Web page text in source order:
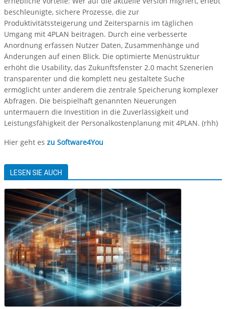
beschleunigte, sichere Prozesse, die zur
Produktivitätssteigerung und Zeitersparnis im täglichen
Umgang mit 4PLAN beitragen. Durch eine verbesserte
Anordnung erfassen Nutzer Daten, Zusammenhänge und
Änderungen auf einen Blick. Die optimierte Menüstruktur
erhöht die Usability, das Zukunftsfenster 2.0 macht Szenerien
transparenter und die komplett neu gestaltete Suche
ermöglicht unter anderem die zentrale Speicherung komplexer
Abfragen. Die beispielhaft genannten Neuerungen
untermauern die Investition in die Zuverlässigkeit und
Leistungsfähigkeit der Personalkostenplanung mit 4PLAN. (rhh)
Hier geht es zu Software4You
LESEN SIE AUCH